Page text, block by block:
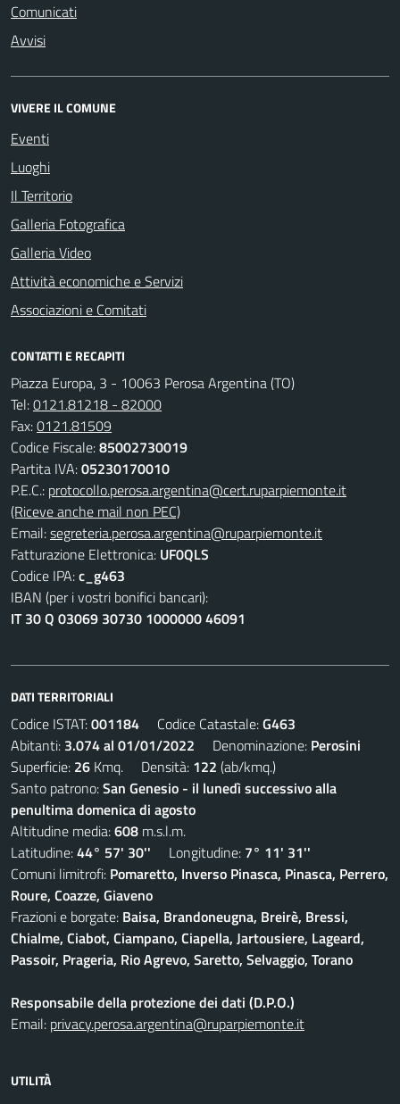
Comunicati
Avvisi
VIVERE IL COMUNE
Eventi
Luoghi
Il Territorio
Galleria Fotografica
Galleria Video
Attività economiche e Servizi
Associazioni e Comitati
CONTATTI E RECAPITI
Piazza Europa, 3 - 10063 Perosa Argentina (TO)
Tel:0121.81218 - 82000
Fax:0121.81509
Codice Fiscale:85002730019
Partita IVA:05230170010
P.E.C.: protocollo.perosa.argentina@cert.ruparpiemonte.it
(Riceve anche mail non PEC)
Email:segreteria.perosa.argentina@ruparpiemonte.it
Fatturazione Elettronica: UF0QLS
Codice IPA:c_g463
IBAN (per i vostri bonifici bancari):
IT 30 Q 03069 30730 1000000 46091
DATI TERRITORIALI
Codice ISTAT:001184 Codice Catastale:G463
Abitanti: 3.074 al 01/01/2022 Denominazione: Perosini
Superficie: 26 Kmq. Densità: 122 (ab/kmq.)
Santo patrono:San Genesio - il lunedì successivo alla
penultima domenica di agosto
Altitudine media:608 m.s.l.m.
Latitudine:44° 57' 30'' Longitudine: 7° 11' 31''
Comuni limitrofi: Pomaretto, Inverso Pinasca, Pinasca, Perrero,
Roure, Coazze, Giaveno
Frazioni e borgate: Baisa, Brandoneugna, Breirè, Bressi,
Chialme, Ciabot, Ciampano, Ciapella, Jartousiere, Lageard,
Passoir, Prageria, Rio Agrevo, Saretto, Selvaggio, Torano
Responsabile della protezione dei dati (D.P.O.)
Email: privacy.perosa.argentina@ruparpiemonte.it
UTILITÀ